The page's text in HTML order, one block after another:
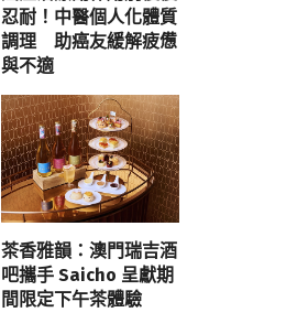
忍耐！中醫個人化體質
調理 助癌友緩解疲憊
與不適
茶香雅韻：澳門瑞吉酒
吧攜手 Saicho 呈獻期
間限定下午茶體驗